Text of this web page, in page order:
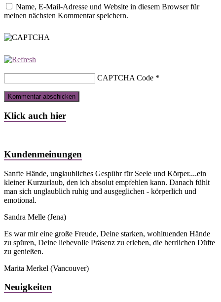
Name, E-Mail-Adresse und Website in diesem Browser für
meinen nächsten Kommentar speichern.
CAPTCHA Code *
Klick auch hier
Kundenmeinungen
Sanfte Hände, unglaubliches Gespühr für Seele und Körper....ein
kleiner Kurzurlaub, den ich absolut empfehlen kann. Danach fühlt
man sich unglaublich ruhig und ausgeglichen - körperlich und
emotional.
Sandra Melle (Jena)
Es war mir eine große Freude, Deine starken, wohltuenden Hände
zu spüren, Deine liebevolle Präsenz zu erleben, die herrlichen Düfte
zu genießen.
Marita Merkel (Vancouver)
Neuigkeiten